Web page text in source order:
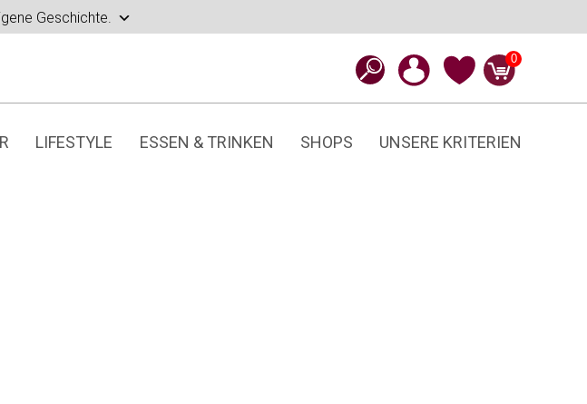
Geschichte.
0
LIFESTYLE ESSEN & TRINKEN SHOPS UNSERE KRITERIEN